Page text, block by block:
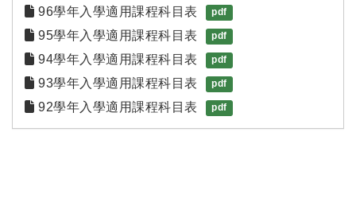
96學年入學適用課程科目表 pdf
95學年入學適用課程科目表 pdf
94學年入學適用課程科目表 pdf
93學年入學適用課程科目表 pdf
92學年入學適用課程科目表 pdf